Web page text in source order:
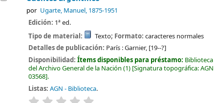
por Ugarte, Manuel, 1875-1951
Edición: 1ª ed.
Tipo de material:
Texto; Formato: caracteres normales
Detalles de publicación: París :Garnier, [19--?]
Disponibilidad:Ítems disponibles para préstamo: Biblioteca
del Archivo General de la Nación (1) Signatura topográfica:AGN
03568 .
Listas: AGN - Biblioteca.
valoración